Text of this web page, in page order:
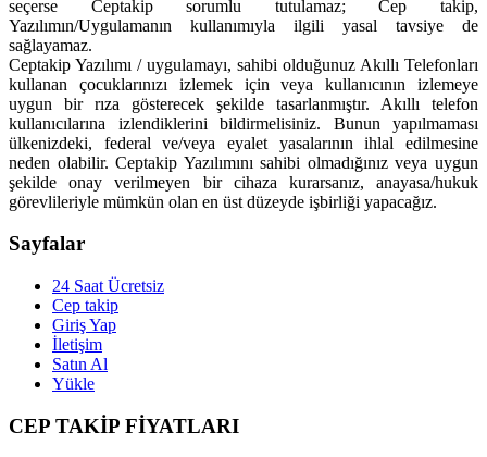
seçerse Ceptakip sorumlu tutulamaz; Cep takip,
Yazılımın/Uygulamanın kullanımıyla ilgili yasal tavsiye de
sağlayamaz.
Ceptakip Yazılımı / uygulamayı, sahibi olduğunuz Akıllı Telefonları
kullanan çocuklarınızı izlemek için veya kullanıcının izlemeye
uygun bir rıza gösterecek şekilde tasarlanmıştır. Akıllı telefon
kullanıcılarına izlendiklerini bildirmelisiniz. Bunun yapılmaması
ülkenizdeki, federal ve/veya eyalet yasalarının ihlal edilmesine
neden olabilir. Ceptakip Yazılımını sahibi olmadığınız veya uygun
şekilde onay verilmeyen bir cihaza kurarsanız, anayasa/hukuk
görevlileriyle mümkün olan en üst düzeyde işbirliği yapacağız.
Sayfalar
24 Saat Ücretsiz
Cep takip
Giriş Yap
İletişim
Satın Al
Yükle
CEP TAKİP FİYATLARI